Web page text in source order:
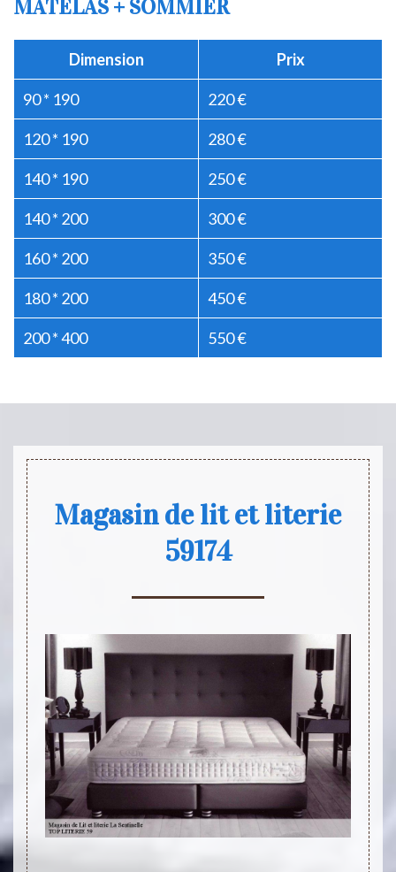
MATELAS + SOMMIER
Dimension Prix
90 * 190 220 €
120 * 190 280 €
140 * 190 250 €
140 * 200 300 €
160 * 200 350 €
180 * 200 450 €
200 * 400 550 €
Magasin de lit et literie
59174